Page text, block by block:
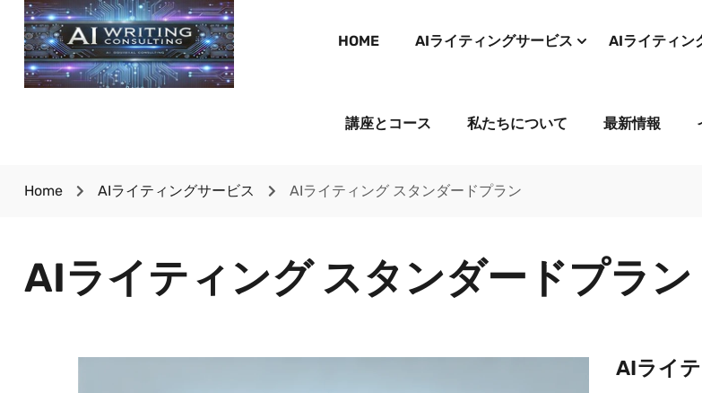
HOME AIライティングサービス AIライティン
講座とコース 私たちについて 最新情報
Home AIライティングサービス AIライティング スタンダードプラン
AIライティング スタンダードプラン
AIライ